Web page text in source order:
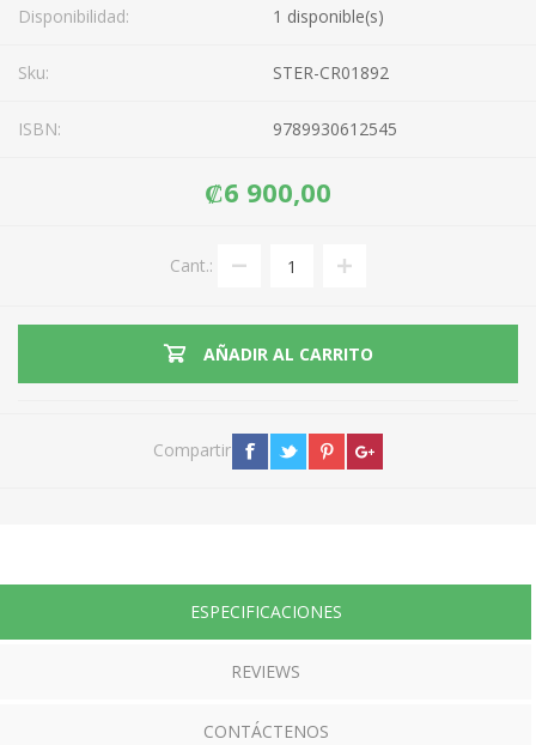
Disponibilidad: 1 disponible(s)
Sku: STER-CR01892
ISBN: 9789930612545
₡6 900,00
Cant.:
AÑADIR AL CARRITO
Compartir
ESPECIFICACIONES
REVIEWS
CONTÁCTENOS